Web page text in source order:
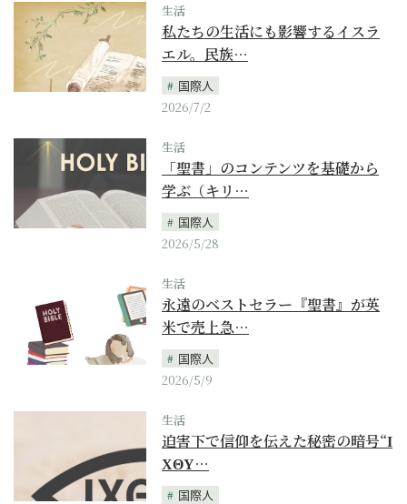
生活
私たちの生活にも影響するイスラ
エル。民族…
国際人
2026/7/2
生活
「聖書」のコンテンツを基礎から
学ぶ（キリ…
国際人
2026/5/28
生活
永遠のベストセラー『聖書』が英
米で売上急…
国際人
2026/5/9
生活
迫害下で信仰を伝えた秘密の暗号“Ι
ΧΘΥ…
国際人